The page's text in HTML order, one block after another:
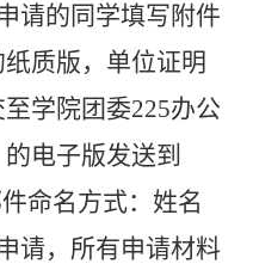
请的同学填写附件
质版，单位证明
至学院团委225办公
电子版发送到
命名方式：姓名
请，所有申请材料